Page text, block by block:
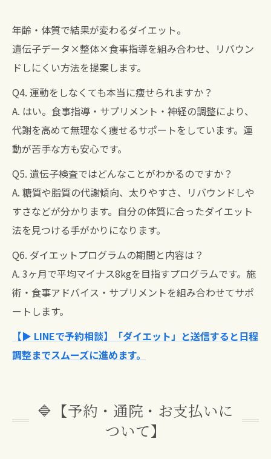
年齢・体質で結果が変わるダイエット。
遺伝子データ×整体×食事指導を組み合わせ、リバウン
ドしにくい方法を提案します。
Q4. 運動をしなくても本当に痩せられますか？
A. はい。食事指導・サプリメント・神経の調整により、
代謝を高めて無理なく痩せるサポートをしています。運
動が苦手な方も安心です。
Q5. 遺伝子検査ではどんなことがわかるのですか？
A. 糖質や脂質の代謝傾向、太りやすさ、リバウンドしや
すさなどが分かります。自分の体質に合ったダイエット
法を見つける手がかりになります。
Q6. ダイエットプログラムの期間と内容は？
A. 3ヶ月で平均マイナス8kgを目指すプログラムです。施
術・食事アドバイス・サプリメントを組み合わせてサポ
ートします。
【▶ LINEで予約相談】「ダイエット」と送信すると日程
調整までスムーズに進めます。
🔷【予約・通院・お支払いに
ついて】